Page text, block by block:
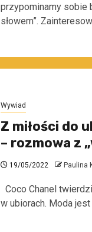
przypominamy sobie
słowem”.
Wywiad
Z miłości do
– rozmowa z
19/05/2022 Paulina
Coco Chanel
w ubiorach. Moda jest